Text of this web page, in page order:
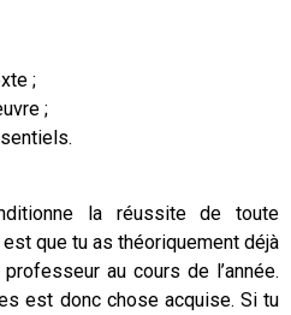
;
;
la réussite de toute
est que tu as théoriquement déjà
au cours de l’année.
est donc chose acquise. Si tu